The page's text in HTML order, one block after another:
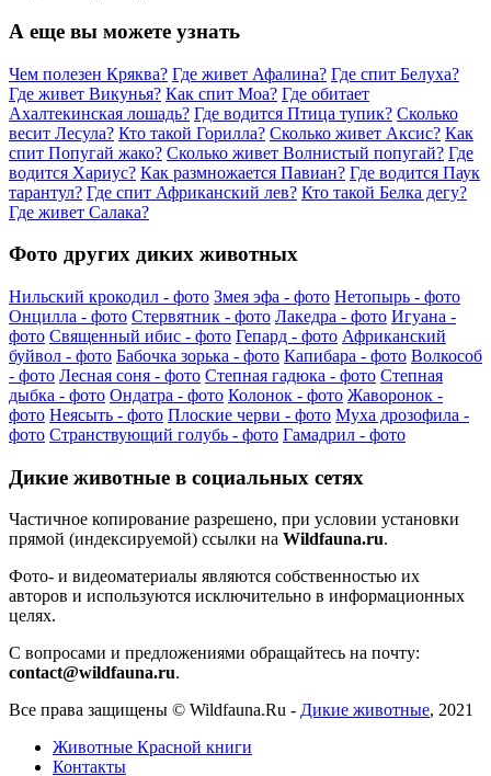
А еще вы можете узнать
Чем полезен Кряква? Где живет Афалина? Где спит Белуха?
Где живет Викунья? Как спит Моа? Где обитает
Ахалтекинская лошадь? Где водится Птица тупик? Сколько
весит Лесула? Кто такой Горилла? Сколько живет Аксис? Как
спит Попугай жако? Сколько живет Волнистый попугай? Где
водится Хариус? Как размножается Павиан? Где водится Паук
тарантул? Где спит Африканский лев? Кто такой Белка дегу?
Где живет Салака?
Фото других диких животных
Нильский крокодил - фото Змея эфа - фото Нетопырь - фото
Онцилла - фото Стервятник - фото Лакедра - фото Игуана -
фото Священный ибис - фото Гепард - фото Африканский
буйвол - фото Бабочка зорька - фото Капибара - фото Волкособ
- фото Лесная соня - фото Степная гадюка - фото Степная
дыбка - фото Ондатра - фото Колонок - фото Жаворонок -
фото Неясыть - фото Плоские черви - фото Муха дрозофила -
фото Странствующий голубь - фото Гамадрил - фото
Дикие животные в социальных сетях
Частичное копирование разрешено, при условии установки
прямой (индексируемой) ссылки на Wildfauna.ru.
Фото- и видеоматериалы являются собственностью их
авторов и используются исключительно в информационных
целях.
С вопросами и предложениями обращайтесь на почту:
contact@wildfauna.ru.
Все права защищены © Wildfauna.Ru - Дикие животные, 2021
Животные Красной книги
Контакты